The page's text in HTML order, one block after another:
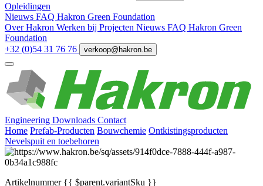
Opleidingen
Nieuws FAQ Hakron Green Foundation
Over Hakron Werken bij Projecten Nieuws FAQ Hakron Green
Foundation
+32 (0)54 31 76 76
verkoop@hakron.be
Engineering Downloads Contact
Home Prefab-Producten Bouwchemie Ontkistingsproducten
Nevelspuit en toebehoren
Artikelnummer{{ $parent.variantSku }}